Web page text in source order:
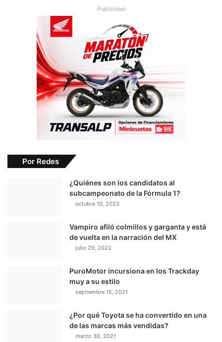
-Publicidad-
Por Redes
¿Quiénes son los candidatos al
subcampeonato de la Fórmula 1?
octubre 10, 2023
Vampiro afiló colmillos y garganta y está
de vuelta en la narración del MX
julio 29, 2022
PuroMotor incursiona en los Trackday
muy a su estilo
septiembre 15, 2021
¿Por qué Toyota se ha convertido en una
de las marcas más vendidas?
marzo 30, 2021